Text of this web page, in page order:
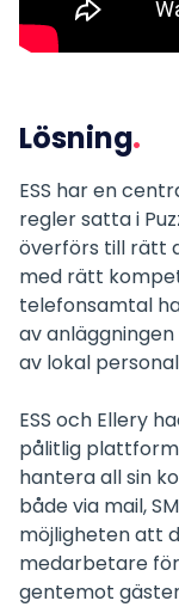
Lösning
ESS har en
regler satta i
överförs till rätt
med rätt
telefonsamtal
av
av lokal
ESS och Ellery
pålitlig
hantera all sin
både via mail,
möjligheten att
medarbetare
gentemot